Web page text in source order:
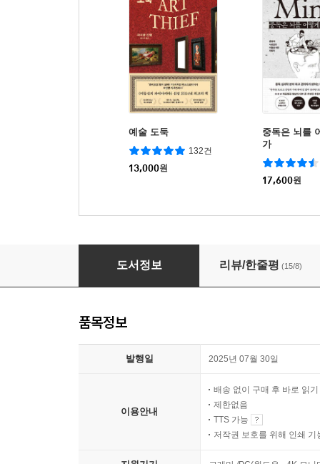
예술 도둑
132건
13,000원
중독은 뇌를
가
17,600원
왜의 쓸모
도서정보 리뷰/한줄평 (15/8)
품목정보
발행일 2025년 07월 30일
이용안내
배송 없이 구매 후 바로 읽기
제한없음
TTS 가능
저작권 보호를 위해 인쇄 기